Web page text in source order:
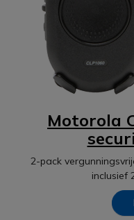
Motorola
2-pack
inclusief